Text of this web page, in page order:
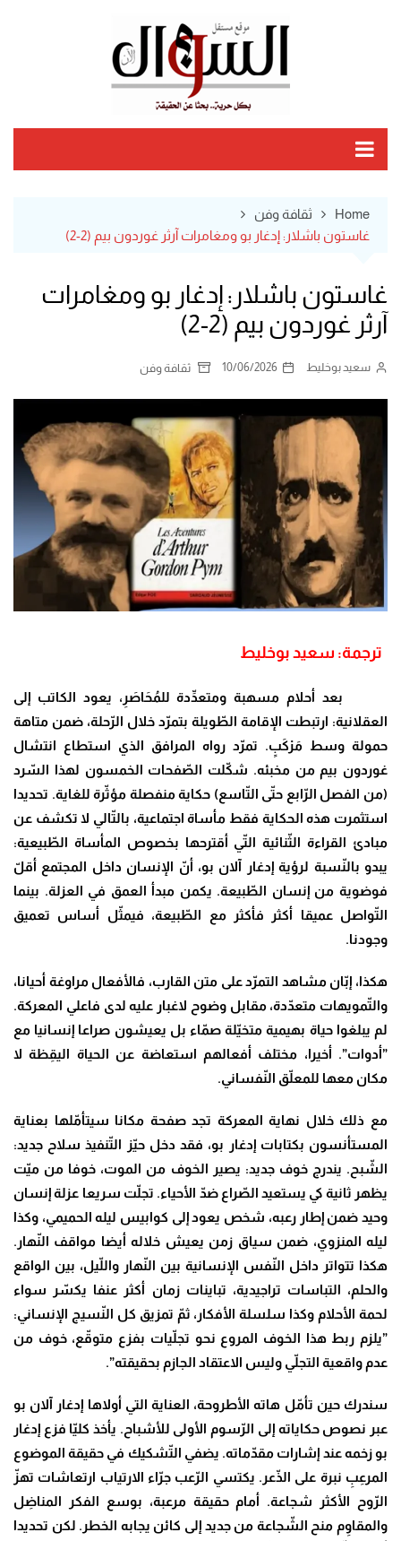
Home
ثقافة وفن
غاستون باشلار: إدغار بو ومغامرات آرثر غوردون بيم (2-2)
غاستون باشلار: إدغار بو ومغامرات
آرثر غوردون بيم (2-2)
سعيد بوخليط 10/06/2026 ثقافة وفن
ترجمة: سعيد بوخليط
بعد أحلام مسهبة ومتعدِّدة للمُحَاصَرِ، يعود الكاتب إلى
العقلانية: ارتبطت الإقامة الطّويلة بتمرّد خلال الرّحلة، ضمن متاهة
حمولة وسط مَرْكَبٍ. تمرّد رواه المرافق الذي استطاع انتشال
غوردون بيم من مخبئه. شكّلت الصّفحات الخمسون لهذا السّرد
(من الفصل الرّابع حتّى التّاسع) حكاية منفصلة مؤثّرة للغاية. تحديدا
استثمرت هذه الحكاية فقط مأساة اجتماعية، بالتّالي لا تكشف عن
مبادئ القراءة الثّنائية التّي أقترحها بخصوص المأساة الطّبيعية:
يبدو بالنّسبة لرؤية إدغار آلان بو، أنّ الإنسان داخل المجتمع أقلّ
فوضوية من إنسان الطّبيعة. يكمن مبدأ العمق في العزلة. بينما
التّواصل عميقا أكثر فأكثر مع الطّبيعة، فيمثّل أساس تعميق
وجودنا.
هكذا، إبّان مشاهد التمرّد على متن القارب، فالأفعال مراوغة أحيانا،
والتّمويهات متعدّدة، مقابل وضوح لاغبار عليه لدى فاعلي المعركة.
لم يبلغوا حياة بهيمية متخيّلة صمّاء بل يعيشون صراعا إنسانيا مع
”أدوات”. أخيرا، مختلف أفعالهم استعاضة عن الحياة اليقِظة لا
مكان معها للمعلّق النّفساني.
مع ذلك خلال نهاية المعركة تجد صفحة مكانا سيتأمّلها بعناية
المستأنسون بكتابات إدغار بو، فقد دخل حيّز التّنفيذ سلاح جديد:
الشّبح. يندرج خوف جديد: يصير الخوف من الموت، خوفا من ميّت
يظهر ثانية كي يستعيد الصّراع ضدّ الأحياء. تجلّت سريعا عزلة إنسان
وحيد ضمن إطار رعبه، شخص يعود إلى كوابيس ليله الحميمي، وكذا
ليله المنزوي، ضمن سياق زمن يعيش خلاله أيضا مواقف النّهار.
هكذا تتواتر داخل النّفس الإنسانية بين النّهار واللّيل، بين الواقع
والحلم، التباسات تراجيدية، تباينات زمان أكثر عنفا يكسّر سواء
لحمة الأحلام وكذا سلسلة الأفكار، ثمّ تمزيق كل النّسيج الإنساني:
”يلزم ربط هذا الخوف المروع نحو تجلّيات بفزع متوقّع، خوف من
عدم واقعية التجلّي وليس الاعتقاد الجازم بحقيقته”.
سندرك حين تأمّل هاته الأطروحة، العناية التي أولاها إدغار آلان بو
عبر نصوص حكاياته إلى الرّسوم الأولى للأشباح. يأخذ كليّا فزع إدغار
بو زخمه عند إشارات مقدّماته. يضفي التّشكيك في حقيقة الموضوع
المرعِبِ نبرة على الذّعر. يكتسي الرّعب جرّاء الارتياب ارتعاشات تهزّ
الرّوح الأكثر شجاعة. أمام حقيقة مرعبة، بوسع الفكر المناضِل
والمقاوِم منح الشّجاعة من جديد إلى كائن يجابه الخطر. لكن تحديدا